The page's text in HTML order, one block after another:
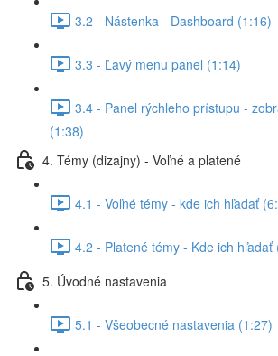
3.2 - Nástenka - Dashboard (1:16)
3.3 - Ľavý menu panel (1:14)
3.4 - Panel rýchleho prístupu -
(1:38)
4. Témy (dizajny) - Voľné a platené
4.1 - Voľné témy - kde ich hľadať
4.2 - Platené témy - Kde ich hľadať
5. Úvodné nastavenia
5.1 - Všeobecné nastavenia (1:27)